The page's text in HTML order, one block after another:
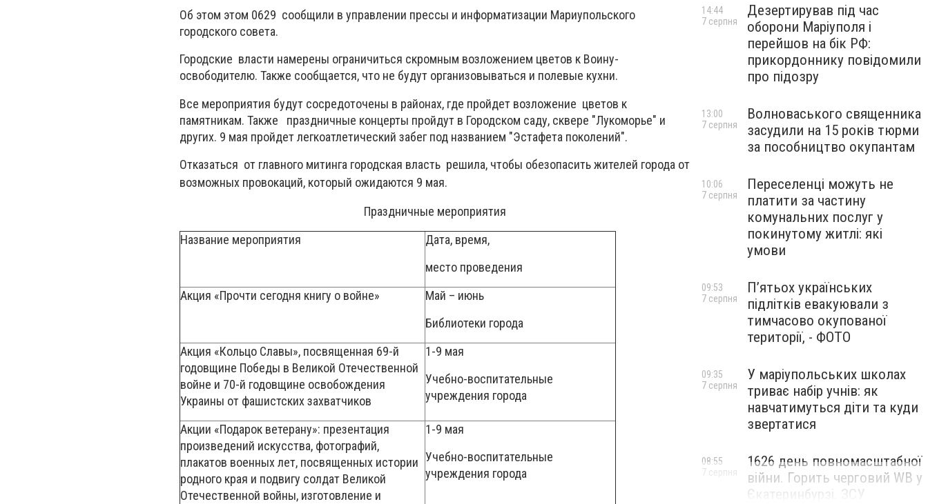
Об этом этом 0629 сообщили в управлении прессы и информатизации Мариупольского
городского совета.
Городские власти намерены ограничиться скромным возложением цветов к Воину-
освободителю. Также сообщается, что не будут организовываться и полевые кухни.
Все мероприятия будут сосредоточены в районах, где пройдет возложение цветов к
памятникам. Также праздничные концерты пройдут в Городском саду, сквере "Лукоморье" и
других. 9 мая пройдет легкоатлетический забег под названием "Эстафета поколений".
Отказаться от главного митинга городская власть решила, чтобы обезопасить жителей города от
возможных провокаций, который ожидаются 9 мая.
Праздничные мероприятия
Название мероприятия
Дата, время,
место проведения
Акция «Прочти сегодня книгу о войне»
Май – июнь
Библиотеки города
Акция «Кольцо Славы», посвященная 69-й
годовщине Победы в Великой Отечественной
войне и 70-й годовщине освобождения
Украины от фашистских захватчиков
1-9 мая
Учебно-воспитательные
учреждения города
Акции «Подарок ветерану»: презентация
произведений искусства, фотографий,
плакатов военных лет, посвященных истории
родного края и подвигу солдат Великой
Отечественной войны, изготовление и
1-9 мая
Учебно-воспитательные
учреждения города
Дезертирував під час
оборони Маріуполя і
перейшов на бік РФ:
прикордоннику повідомили
про підозру
14:44
7 серпня
Волноваського священника
засудили на 15 років тюрми
за пособництво окупантам
13:00
7 серпня
Переселенці можуть не
платити за частину
комунальних послуг у
покинутому житлі: які
умови
10:06
7 серпня
П’ятьох українських
підлітків евакуювали з
тимчасово окупованої
території, - ФОТО
09:53
7 серпня
У маріупольських школах
триває набір учнів: як
навчатимуться діти та куди
звертатися
09:35
7 серпня
1626 день повномасштабної
війни. Горить черговий WB у
Єкатеринбурзі. ЗСУ
08:55
7 серпня